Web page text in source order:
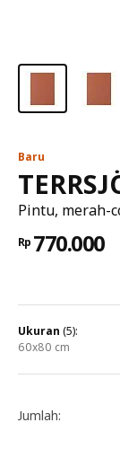
Baru
Pintu, merah-
Rp 770.000
ukuran (5):
60x80 cm
Jumlah: